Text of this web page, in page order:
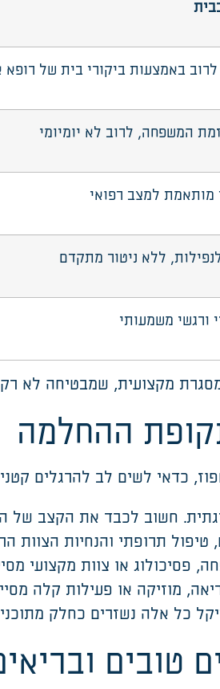
באמצעות ביקורי בית של רופא
המשפחה, לרוב לא יומיומי
מותאמת למצב רפואי
ללא ניטור מתקדם
ורגשי משמעותי
מקצועית, שמבטיחה לא רק
ההחלמה
כדאי לשים לב להרגלים
חשוב לכבד את הקצב של
תרופתי והנחיות הצוות
פסיכולוג או צוות מקצועי
מוזיקה או פעילות קלה
כל אלה נשזרים כחלק
טובים